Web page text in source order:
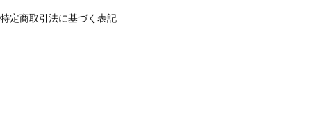
特定商取引法に基づく表記